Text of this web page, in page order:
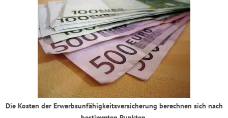
Die Kosten der Erwerbsunfähigkeitsversicherung berechnen sich nach